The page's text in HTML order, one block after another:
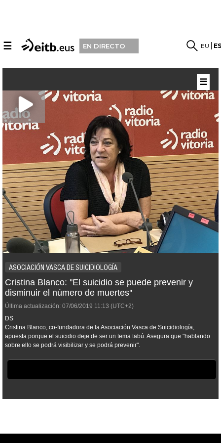
☰ EN DIRECTO EU
ASOCIACIÓN VASCA DE SUICIDIOLOGÍA
Cristina Blanco: ''El suicidio se puede prevenir y
disminuir el número de muertes''
Última actualización: 07/06/2019 11:13 (UTC+2)
DS
Cristina Blanco, co-fundadora de la Asociación Vasca de Suicidiología,
apuesta porque el suicidio deje de ser un tema tabú. Asegura que "hablando
sobre ello se podrá visibilizar y se podrá prevenir".
☰